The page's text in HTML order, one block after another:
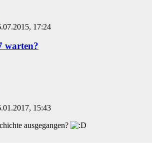
17:24
warten?
15:43
ausgegangen?